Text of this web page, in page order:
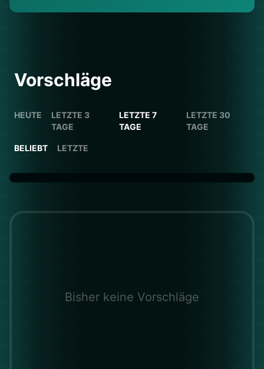
Vorschläge
HEUTE
LETZTE 3
TAGE
LETZTE 7
TAGE
LETZTE 30
TAGE
BELIEBT LETZTE
Bisher keine Vorschläge